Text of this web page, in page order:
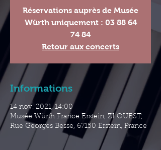
Réservations auprès de Musée
Würth uniquement : 03 88 64
74 84
Retour aux concerts
Informations
14 nov. 2021, 14:00
Musée Würth France Erstein, ZI OUEST,
Rue Georges Besse, 67150 Erstein, France